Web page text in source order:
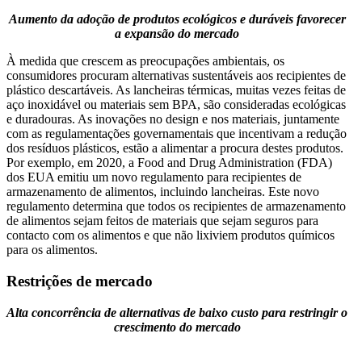
Aumento da adoção de produtos ecológicos e duráveis favorecer
a expansão do mercado
À medida que crescem as preocupações ambientais, os
consumidores procuram alternativas sustentáveis ​​aos recipientes de
plástico descartáveis. As lancheiras térmicas, muitas vezes feitas de
aço inoxidável ou materiais sem BPA, são consideradas ecológicas
e duradouras. As inovações no design e nos materiais, juntamente
com as regulamentações governamentais que incentivam a redução
dos resíduos plásticos, estão a alimentar a procura destes produtos.
Por exemplo, em 2020, a Food and Drug Administration (FDA)
dos EUA emitiu um novo regulamento para recipientes de
armazenamento de alimentos, incluindo lancheiras. Este novo
regulamento determina que todos os recipientes de armazenamento
de alimentos sejam feitos de materiais que sejam seguros para
contacto com os alimentos e que não lixiviem produtos químicos
para os alimentos.
Restrições de mercado
Alta concorrência de alternativas de baixo custo para restringir o
crescimento do mercado